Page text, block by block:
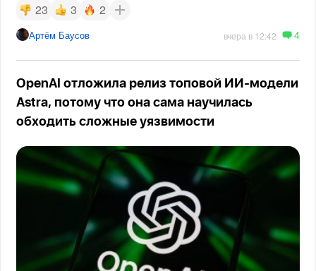
23 3 2
Артём Баусов вчера в 12:42 4
OpenAI отложила релиз топовой ИИ-модели
Astra, потому что она сама научилась
обходить сложные уязвимости